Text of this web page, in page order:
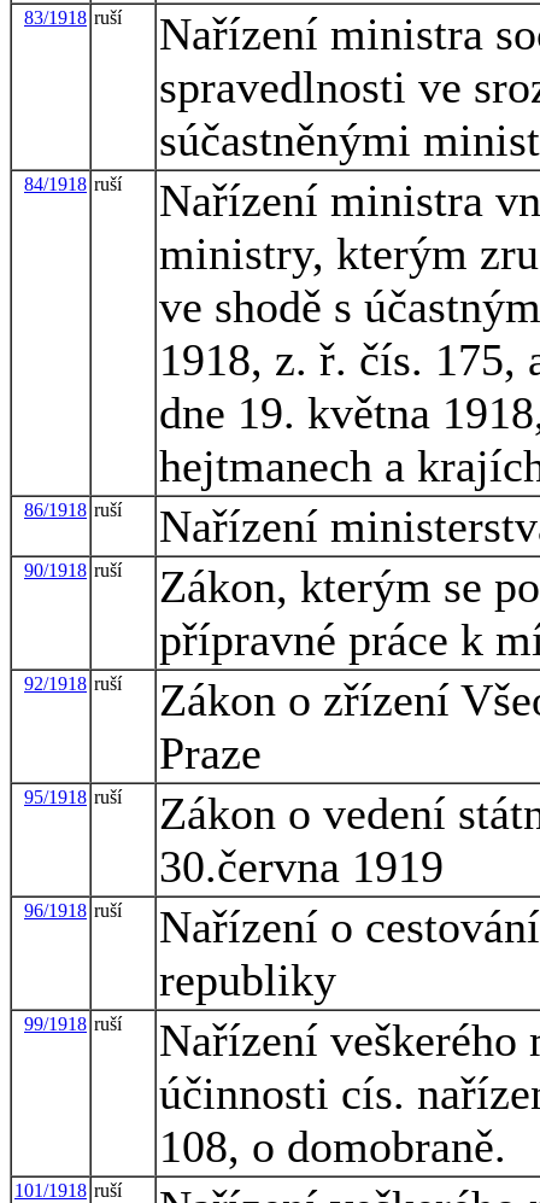
83/1918 ruší
Nařízení ministra
spravedlnosti ve
súčastněnými
84/1918 ruší
Nařízení ministra
ministry, kterým
ve shodě s
1918, z. ř. čís. 175,
dne 19. května
hejtmanech a
86/1918 ruší Nařízení
90/1918 ruší
Zákon, kterým se
přípravné práce k
92/1918 ruší
Zákon o zřízení
Praze
95/1918 ruší
Zákon o vedení
30.června 1919
96/1918 ruší
Nařízení o
republiky
99/1918 ruší
Nařízení veškerého
účinnosti cís.
108, o domobraně.
101/1918 ruší